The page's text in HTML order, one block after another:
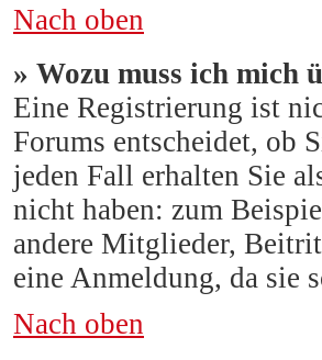
Nach oben
» Wozu muss ich mich
Eine Registrierung ist
Forums entscheidet, ob
jeden Fall erhalten Sie
nicht haben: zum
andere Mitglieder,
eine Anmeldung, da sie
Nach oben